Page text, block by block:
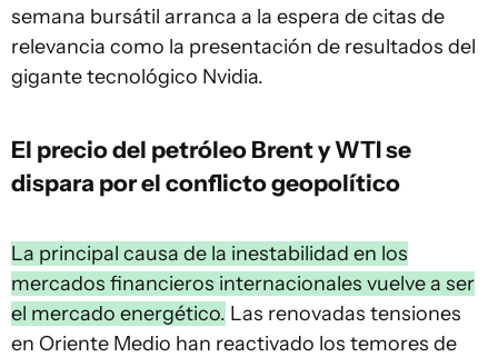
semana bursátil arranca a la espera de citas de
relevancia como la presentación de resultados del
gigante tecnológico Nvidia.
El precio del petróleo Brent y WTI se
dispara por el conflicto geopolítico
La principal causa de la inestabilidad en los
mercados financieros internacionales vuelve a ser
el mercado energético. Las renovadas tensiones
en Oriente Medio han reactivado los temores de